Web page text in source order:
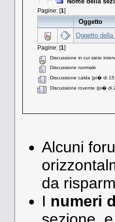
Pagine: [1]
Oggetto
Oggetto
Pagine: [1]
Discussione in cui siete
Discussione normale
Discussione calda (pi� di 15
Discussione rovente (pi� di
Alcuni
da
I numeri